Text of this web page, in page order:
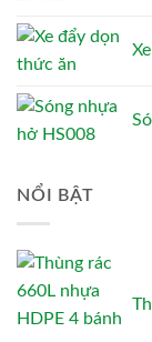
NỔI BẬT